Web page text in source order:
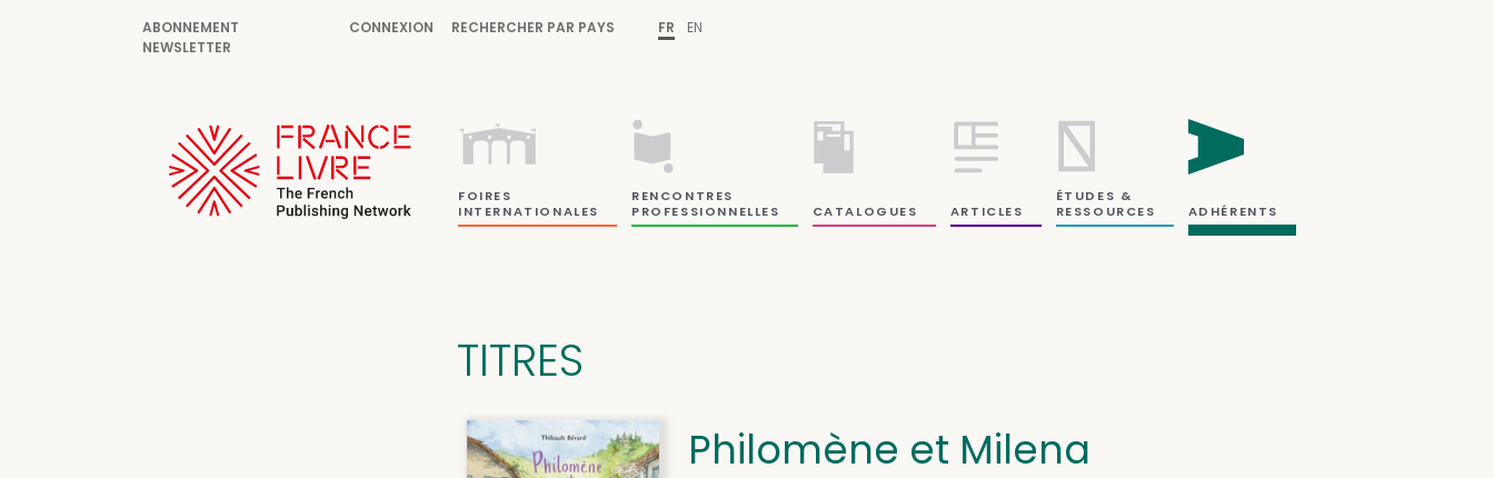
ABONNEMENT
NEWSLETTER
CONNEXION RECHERCHER PAR PAYS FR EN
FOIRES
INTERNATIONALES
RENCONTRES
PROFESSIONNELLES
CATALOGUES ARTICLES
ÉTUDES &
RESSOURCES
ADHÉRENTS
TITRES
Philomène et Milena